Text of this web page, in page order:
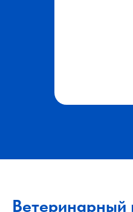
Ветеринарный